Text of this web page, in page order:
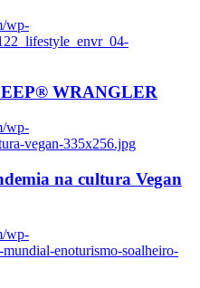
wp-
WRANGLER
wp-
vegan-335x256.jpg
na cultura Vegan
wp-
enoturismo-soalheiro-